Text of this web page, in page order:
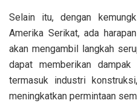
Selain itu, dengan
Amerika Serikat, ada
akan mengambil langkah
dapat memberikan
termasuk industri
meningkatkan permintaan